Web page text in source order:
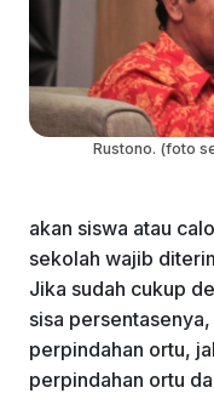
Rustono. (foto
akan siswa atau
sekolah wajib
Jika sudah cukup
sisa
perpindahan ortu,
perpindahan ortu